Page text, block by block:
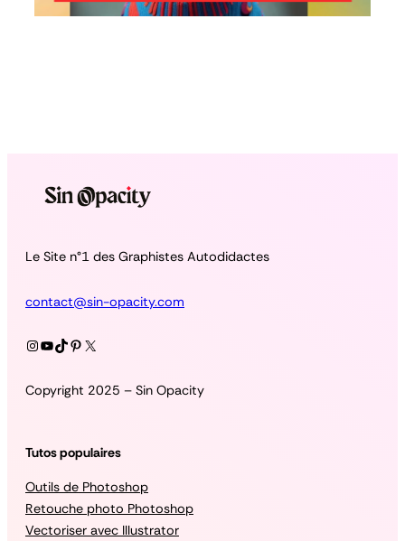
Le Site n°1 des Graphistes Autodidactes
contact@sin-opacity.com
Instagram
YouTube
TikTok
Pinterest
X
Copyright 2025 – Sin Opacity
Tutos populaires
Outils de Photoshop
Retouche photo Photoshop
Vectoriser avec Illustrator